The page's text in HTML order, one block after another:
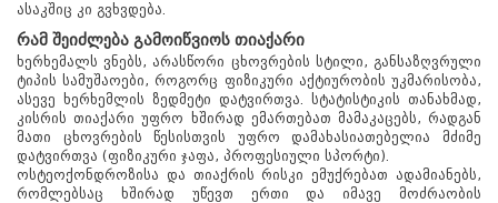
ასაკშიც კი გვხვდება.
რამ შეიძლება გამოიწვიოს თიაქარი
ხერხემალს ვნებს, არასწორი ცხოვრების სტილი, განსაზღვრული
ტიპის სამუშაოები, როგორც ფიზიკური აქტიურობის უკმარისობა,
ასევე ხერხემლის ზედმეტი დატვირთვა. სტატისტიკის თანახმად,
კისრის თიაქარი უფრო ხშირად ემართებათ მამაკაცებს, რადგან
მათი ცხოვრების წესისთვის უფრო დამახასიათებელია მძიმე
დატვირთვა (ფიზიკური ჯაფა, პროფესიული სპორტი).
ოსტეოქონდროზისა და თიაქრის რისკი ემუქრებათ ადამიანებს,
რომლებსაც ხშირად უწევთ ერთი და იმავე მოძრაობის